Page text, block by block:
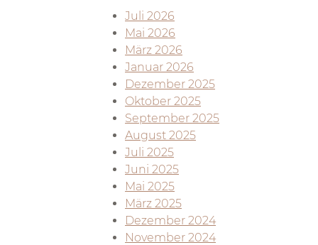
Juli 2026
Mai 2026
März 2026
Januar 2026
Dezember 2025
Oktober 2025
September 2025
August 2025
Juli 2025
Juni 2025
Mai 2025
März 2025
Dezember 2024
November 2024